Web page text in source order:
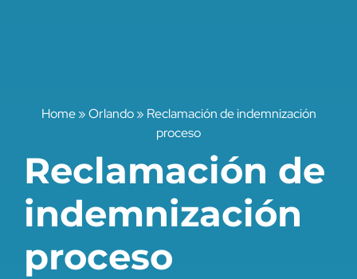
Home»Orlando» Reclamación de indemnización
proceso
Reclamación de
indemnización
proceso